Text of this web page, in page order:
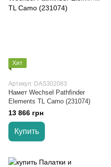
Хит
Артикул: DAS302083
Намет Wechsel Pathfinder
Elements TL Camo (231074)
13 866 грн
Купить